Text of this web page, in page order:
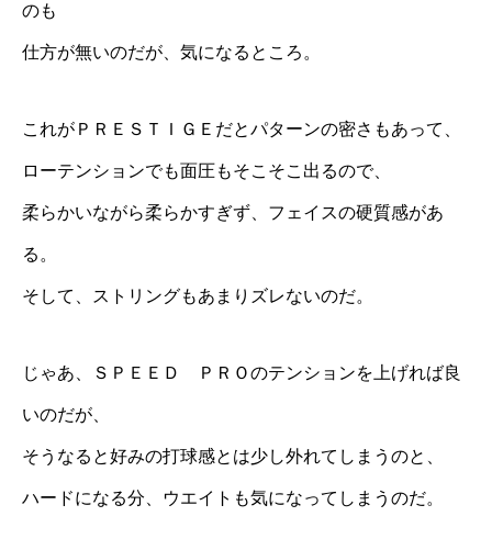
のも
仕方が無いのだが、気になるところ。
これがＰＲＥＳＴＩＧＥだとパターンの密さもあって、
ローテンションでも面圧もそこそこ出るので、
柔らかいながら柔らかすぎず、フェイスの硬質感があ
る。
そして、ストリングもあまりズレないのだ。
じゃあ、ＳＰＥＥＤ ＰＲＯのテンションを上げれば良
いのだが、
そうなると好みの打球感とは少し外れてしまうのと、
ハードになる分、ウエイトも気になってしまうのだ。